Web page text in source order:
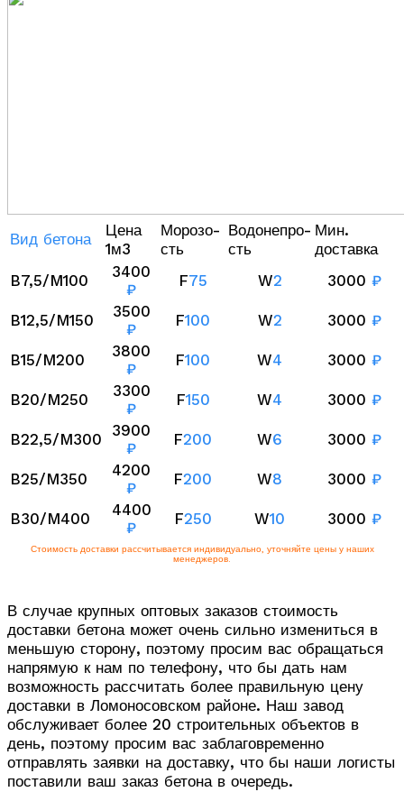
Вид бетона
Цена
1м3
Морозо-
сть
Водонепро-
сть
Мин.
доставка
B7,5/M100
3400
₽
F75 W2 3000 ₽
B12,5/M150
3500
₽
F100 W2 3000 ₽
B15/M200
3800
₽
F100 W4 3000 ₽
B20/M250
3300
₽
F150 W4 3000 ₽
B22,5/M300
3900
₽
F200 W6 3000 ₽
B25/M350
4200
₽
F200 W8 3000 ₽
B30/M400
4400
₽
F250 W10 3000 ₽
Стоимость доставки рассчитывается индивидуально, уточняйте цены у наших
менеджеров.
В случае крупных оптовых заказов стоимость
доставки бетона может очень сильно измениться в
меньшую сторону, поэтому просим вас обращаться
напрямую к нам по телефону, что бы дать нам
возможность рассчитать более правильную цену
доставки в Ломоносовском районе. Наш завод
обслуживает более 20 строительных объектов в
день, поэтому просим вас заблаговременно
отправлять заявки на доставку, что бы наши логисты
поставили ваш заказ бетона в очередь.